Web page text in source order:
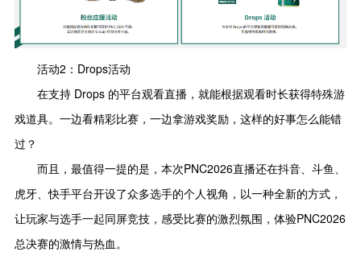
活动2：Drops活动
在支持 Drops 的平台观看直播，就能根据观看时长获得特殊游
戏道具。一边看精彩比赛，一边拿游戏奖励，这样的好事怎么能错
过？
而且，最值得一提的是，本次PNC2026直播还在抖音、斗鱼、
虎牙、快手平台开设了众多选手的个人视角，以一种全新的方式，
让玩家与选手一起同屏竞技，感受比赛的激烈氛围，体验PNC2026
总决赛的激情与热血。